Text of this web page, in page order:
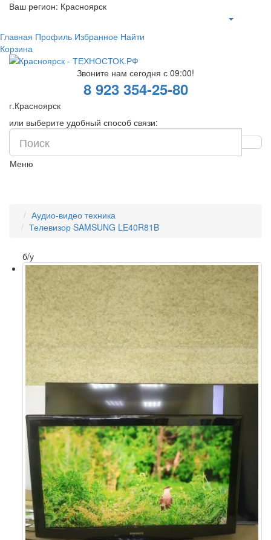
Ваш регион: Красноярск
Главная Профиль Избранное Найти
Корзина
Звоните нам сегодня с 09:00!
8 923 354-25-80
г.Красноярск
или выберите удобный способ связи:
Меню
Аудио-видео техника
Телевизор SAMSUNG LE40R81B
б/у